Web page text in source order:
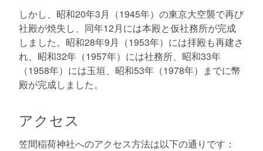
しかし、昭和20年3月（1945年）の東京大空襲で再び
社殿が焼失し、同年12月には本殿と仮社務所が完成
しました。昭和28年9月（1953年）には拝殿も再建さ
れ、昭和32年（1957年）には社務所、昭和33年
（1958年）には玉垣、昭和53年（1978年）までに幣
殿が完成しました。
アクセス
笠間稲荷神社へのアクセス方法は以下の通りです：